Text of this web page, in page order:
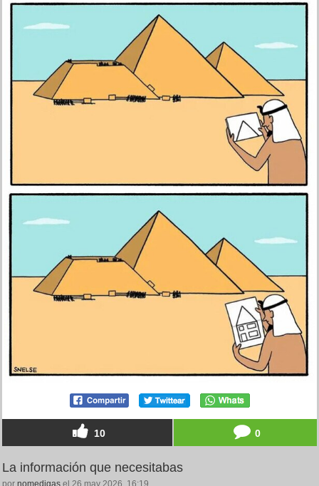
10 0
La información que necesitabas
por nomedigas el 26 may 2026, 16:19